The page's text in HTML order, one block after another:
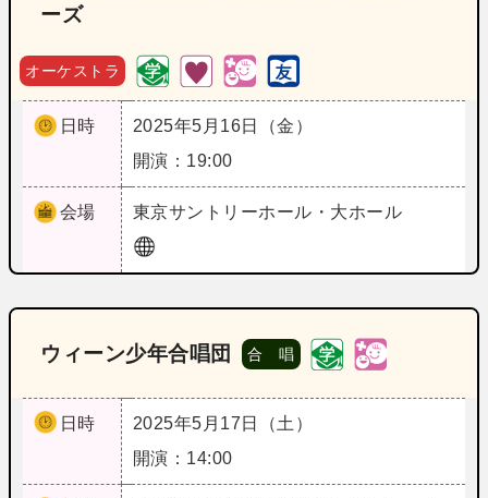
ーズ
オーケストラ
日時
2025年5月16日（金）
開演：19:00
会場 東京サントリーホール・大ホール
ウィーン少年合唱団 合 唱
日時
2025年5月17日（土）
開演：14:00